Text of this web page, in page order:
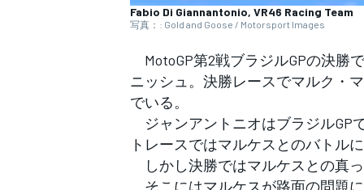
フォーミュラE
Fabio Di Giannantonio, VR46 Racing Team
写真：: Gold and Goose / Motorsport Images
MotoGP第2戦ブラジルGPの決勝
ニッシュ。決勝レースでマルク・
でいる。
ジャンアントニオはブラジルGP
トレースではマルケスとのバトル
しかし決勝ではマルケスとの真
そこにはマルケスが路面の問題